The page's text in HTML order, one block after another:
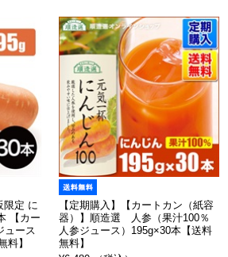
限定 に
【カー
ュース
料】
【定期購入】【カートカン（紙容
器）】順造選 人参（果汁100％
人参ジュース）195g×30本【送料
無料】